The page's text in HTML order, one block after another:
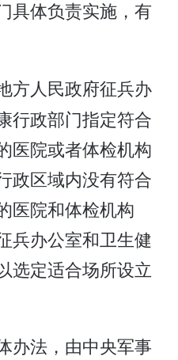
具体负责实施，有
方人民政府征兵办
行政部门指定符合
医院或者体检机构
政区域内没有符合
医院和体检机构
兵办公室和卫生健
选定适合场所设立
办法，由中央军事